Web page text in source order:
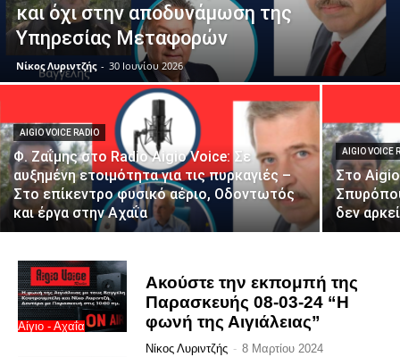
και όχι στην αποδυνάμωση της
Υπηρεσίας Μεταφορών
Νίκος Λυριντζής - 30 Ιουνίου 2026
AIGIO VOICE RADIO
Φ. Ζαΐμης στο Radio Aigio Voice: Σε
αυξημένη ετοιμότητα για τις πυρκαγιές –
Στο επίκεντρο φυσικό αέριο, Οδοντωτός
και έργα στην Αχαΐα
AIGIO VOICE
Στο
δεν
Αίγιο - Αχαΐα
Ακούστε την εκπομπή της
Παρασκευής 08-03-24 “Η
φωνή της Αιγιάλειας”
Νίκος Λυριντζής - 8 Μαρτίου 2024